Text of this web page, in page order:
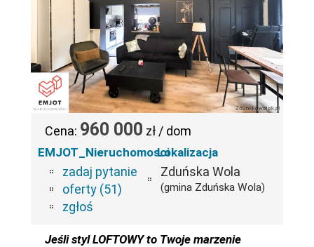
Cena: 960 000 zł / dom
EMJOT_Nieruchomosci
zadaj pytanie
oferty (51)
zgłoś
Lokalizacja
Zduńska Wola
(gmina Zduńska Wola)
Jeśli styl LOFTOWY to Twoje marzenie